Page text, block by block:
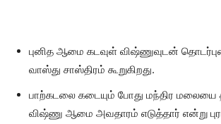
புனித ஆமை கடவுள் விஷ்ணுவுடன்
வாஸ்து சாஸ்திரம் கூறுகிறது.
பாற்கடலை கடையும் போது மந்திர மலையை
விஷ்ணு ஆமை அவதாரம் எடுத்தார் என்று